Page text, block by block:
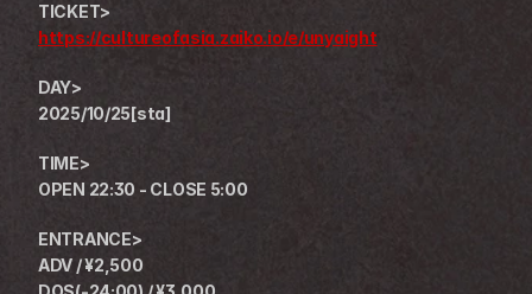
TICKET>
https://cultureofasia.zaiko.io/e/unyaight
DAY>
2025/10/25[sta]
TIME>
OPEN 22:30 - CLOSE 5:00
ENTRANCE>
ADV / ¥2,500